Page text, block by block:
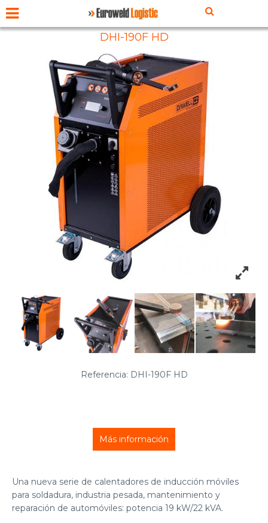
DHI-190F HD
Referencia: DHI-190F HD
Una nueva serie de calentadores de inducción móviles
para soldadura, industria pesada, mantenimiento y
reparación de automóviles: potencia 19 kW/22 kVA.
Más información